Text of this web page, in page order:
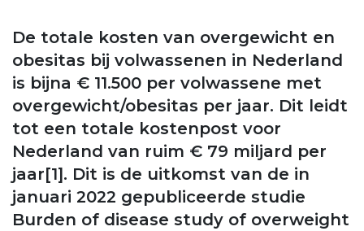
De totale kosten van overgewicht en
obesitas bij volwassenen in Nederland
is bijna € 11.500 per volwassene met
overgewicht/obesitas per jaar. Dit leidt
tot een totale kostenpost voor
Nederland van ruim € 79 miljard per
jaar[1]. Dit is de uitkomst van de in
januari 2022 gepubliceerde studie
Burden of disease study of overweight